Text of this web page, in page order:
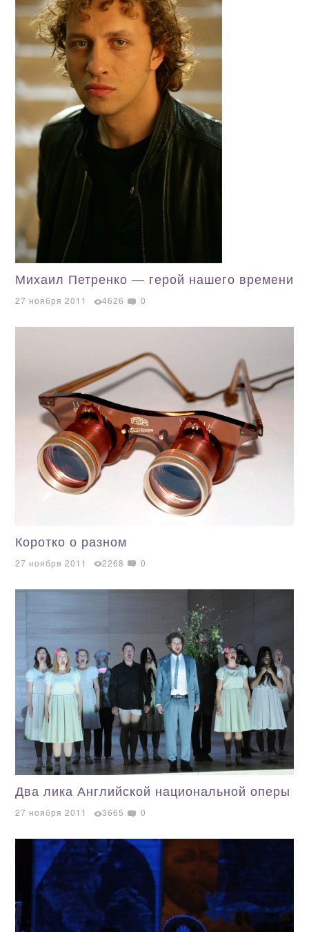
Михаил Петренко — герой нашего времени
27 ноября 2011 4626 0
Коротко о разном
27 ноября 2011 2268 0
Два лика Английской национальной оперы
27 ноября 2011 3665 0